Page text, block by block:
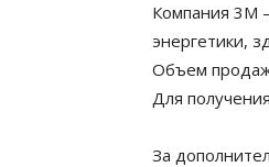
Компания 3М
энергетики,
Объем продаж
Для
За